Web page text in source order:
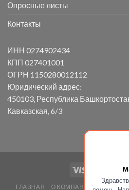
Опросные листы
Контакты
ИНН 0274902434
КПП 027401001
ОГРН 1150280012112
Юридический адрес:
450103, Республика
Кавказская, 6/3
ГЛАВНАЯ О КОМПАНИИ